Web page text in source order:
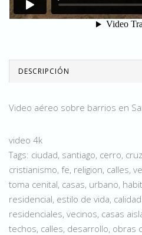
DESCRIPCIÓN
Video aéreo sobre barrios en
video 4k
Tags: ciudad, santiago, cerro,
cristianismo, fe, religion, calles,
toma cenital, casas, urbano,
residencial, estilo de vida,
residenciales, vecinos, casas
techos, calles, desarrollo, obras